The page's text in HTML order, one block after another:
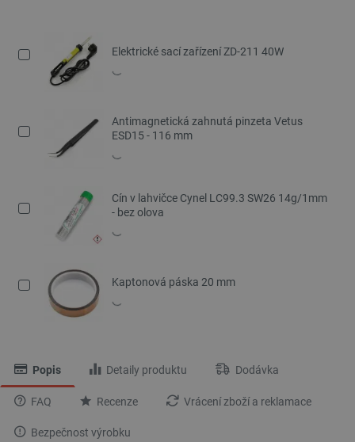
Elektrické sací zařízení ZD-211 40W
Antimagnetická zahnutá pinzeta Vetus
ESD15 - 116 mm
Cín v lahvičce Cynel LC99.3 SW26 14g/1mm
- bez olova
Kaptonová páska 20 mm
Popis Detaily produktu Dodávka
FAQ Recenze Vrácení zboží a reklamace
Bezpečnost výrobku